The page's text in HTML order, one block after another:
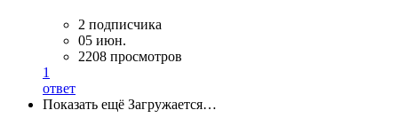
2 подписчика
05 июн.
2208 просмотров
1
ответ
Показать ещё Загружается…